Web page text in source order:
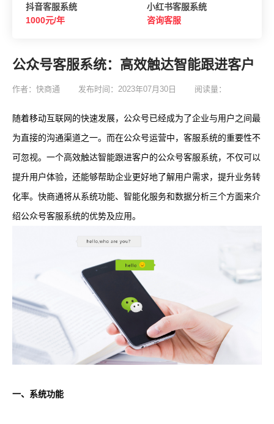
抖音客服系统
1000元/年
小红书客服系统
咨询客服
公众号客服系统：高效触达智能跟进客户
作者：快商通 发布时间：2023年07月30日 阅读量：
随着移动互联网的快速发展，公众号已经成为了企业与用户之间最
为直接的沟通渠道之一。而在公众号运营中，客服系统的重要性不
可忽视。一个高效触达智能跟进客户的公众号客服系统，不仅可以
提升用户体验，还能够帮助企业更好地了解用户需求，提升业务转
化率。快商通将从系统功能、智能化服务和数据分析三个方面来介
绍公众号客服系统的优势及应用。
一、系统功能